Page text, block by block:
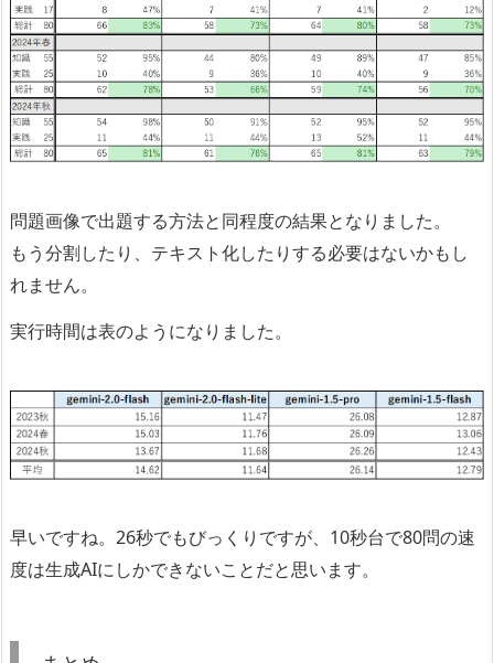
問題画像で出題する方法と同程度の結果となりました。
もう分割したり、テキスト化したりする必要はないかもし
れません。
実行時間は表のようになりました。
早いですね。26秒でもびっくりですが、10秒台で80問の速
度は生成AIにしかできないことだと思います。